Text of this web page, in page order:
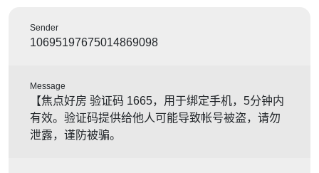
Sender
10695197675014869098
Message
【焦点好房 验证码 1665，用于绑定手机，5分钟内
有效。验证码提供给他人可能导致帐号被盗，请勿
泄露，谨防被骗。